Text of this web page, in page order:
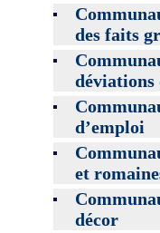
des faits
d’emploi
et
décor